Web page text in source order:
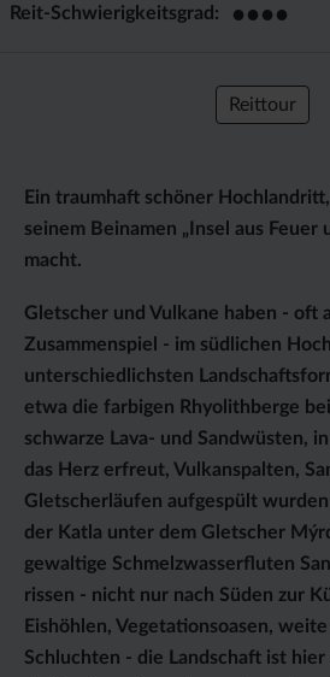
Reit-Schwierigkeitsgrad
●●●●
Reittour
Ein traumhaft schöner
seinem Beinamen „Insel aus Feuer
macht.
Gletscher und Vulkane haben - oft
Zusammenspiel - im südlichen
unterschiedlichsten
etwa die farbigen Rhyolithberge
schwarze Lava- und Sandwüsten,
das Herz erfreut, Vulkanspalten,
Gletscherläufen aufgespült
der Katla unter dem Gletscher
gewaltige Schmelzwasserfluten
rissen - nicht nur nach Süden zur
Eishöhlen, Vegetationsoasen,
Schluchten - die Landschaft ist hier